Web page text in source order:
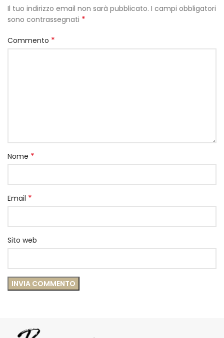
Il tuo indirizzo email non sarà pubblicato. I campi obbligatori
sono contrassegnati *
Commento *
Nome *
Email *
Sito web